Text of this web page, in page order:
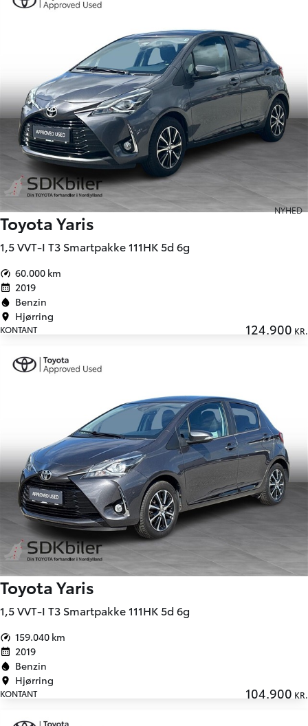
NYHED
Toyota Yaris
1,5 VVT-I T3 Smartpakke 111HK 5d 6g
60.000 km
2019
Benzin
Hjørring
KONTANT 124.900 KR.
Toyota Yaris
1,5 VVT-I T3 Smartpakke 111HK 5d 6g
159.040 km
2019
Benzin
Hjørring
KONTANT 104.900 KR.